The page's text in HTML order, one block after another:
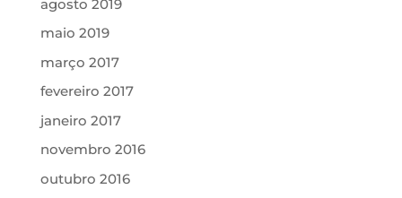
agosto 2019
maio 2019
março 2017
fevereiro 2017
janeiro 2017
novembro 2016
outubro 2016